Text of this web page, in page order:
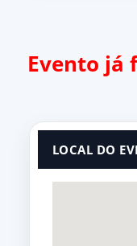
Evento já
LOCAL DO